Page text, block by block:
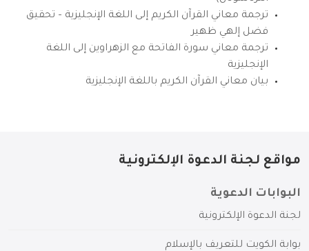
ترجمة معاني القرآن الكريم إلى اللغة الإنجليزية – تحقيق
فضل إلهي ظهير
ترجمة معاني سورة الفاتحة مع الزهراوين إلى اللغة
الإنجليزية
بيان معاني القرآن الكريم باللغة الإنجليزية
مواقع لجنة الدعوة الإلكترونية
البوابات الدعوية
لجنة الدعوة الإلكترونية
بوابة الكويت للتعريف بالإسلام